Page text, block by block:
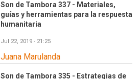
Son de Tambora 337 - Materiales,
guías y herramientas para la respuesta
humanitaria
Jul 22, 2019 - 21:25
Juana Marulanda
Son de Tambora 335 - Estrategias de